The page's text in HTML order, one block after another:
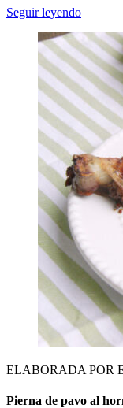
Seguir leyendo
ELABORADA POR
Pierna de pavo al